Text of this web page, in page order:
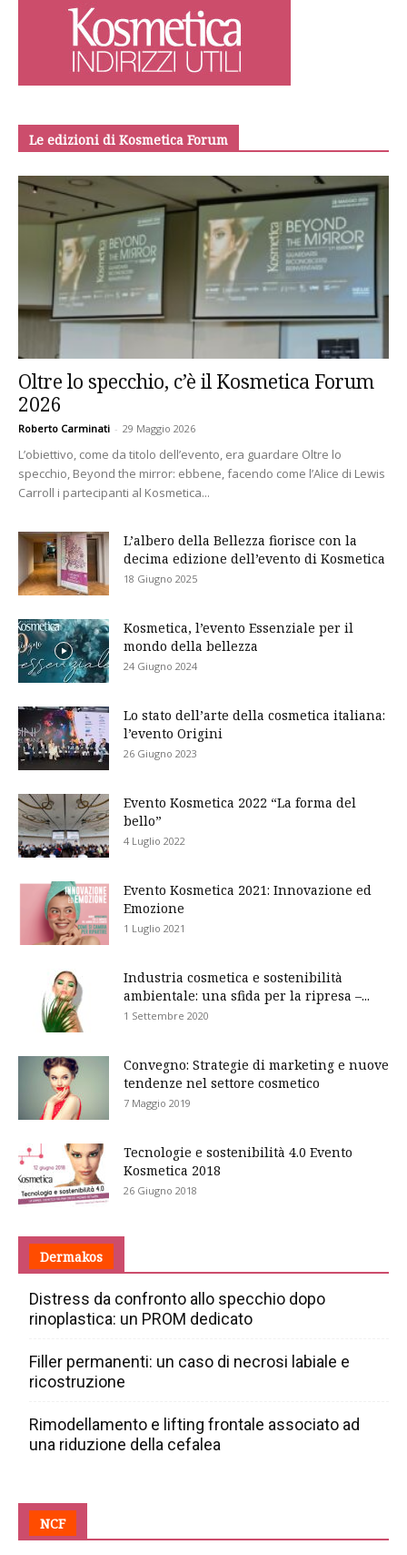
Le edizioni di Kosmetica Forum
Oltre lo specchio, c’è il Kosmetica Forum
2026
Roberto Carminati - 29 Maggio 2026
L’obiettivo, come da titolo dell’evento, era guardare Oltre lo
specchio, Beyond the mirror: ebbene, facendo come l’Alice di Lewis
Carroll i partecipanti al Kosmetica...
L’albero della Bellezza fiorisce con la
decima edizione dell’evento di Kosmetica
18 Giugno 2025
Kosmetica, l’evento Essenziale per il
mondo della bellezza
24 Giugno 2024
Lo stato dell’arte della cosmetica italiana:
l’evento Origini
26 Giugno 2023
Evento Kosmetica 2022 “La forma del
bello”
4 Luglio 2022
Evento Kosmetica 2021: Innovazione ed
Emozione
1 Luglio 2021
Industria cosmetica e sostenibilità
ambientale: una sfida per la ripresa –...
1 Settembre 2020
Convegno: Strategie di marketing e nuove
tendenze nel settore cosmetico
7 Maggio 2019
Tecnologie e sostenibilità 4.0 Evento
Kosmetica 2018
26 Giugno 2018
Dermakos
Distress da confronto allo specchio dopo
rinoplastica: un PROM dedicato
Filler permanenti: un caso di necrosi labiale e
ricostruzione
Rimodellamento e lifting frontale associato ad
una riduzione della cefalea
NCF